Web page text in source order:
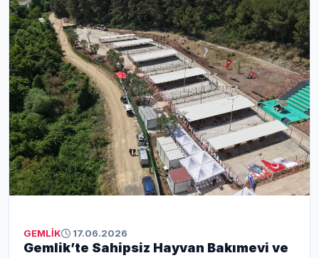
ulaşım, rehberlik ve kumanya ihtiyaçları Gemlik
Belediyesi tarafından karşılandı.
GEMLİK 17.06.2026
Gemlik’te Sahipsiz Hayvan Bakımevi ve